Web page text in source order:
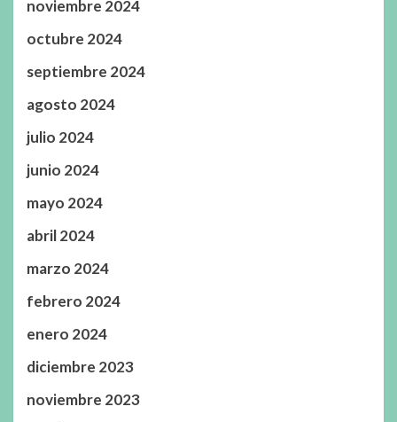
noviembre 2024
octubre 2024
septiembre 2024
agosto 2024
julio 2024
junio 2024
mayo 2024
abril 2024
marzo 2024
febrero 2024
enero 2024
diciembre 2023
noviembre 2023